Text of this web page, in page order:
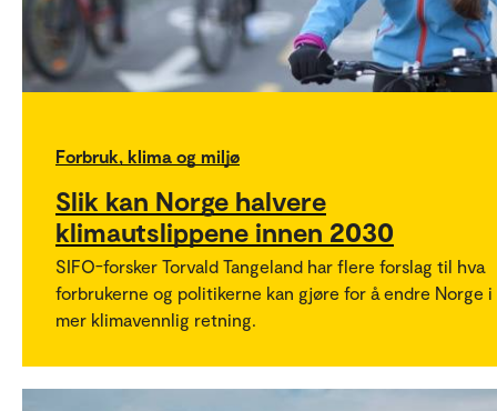
Forbruk, klima og miljø
Slik kan Norge halvere
klimautslippene innen 2030
SIFO-forsker Torvald Tangeland har flere forslag til hva
forbrukerne og politikerne kan gjøre for å endre Norge i
mer klimavennlig retning.